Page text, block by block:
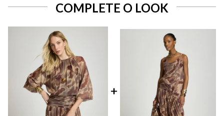
COMPLETE O LOOK